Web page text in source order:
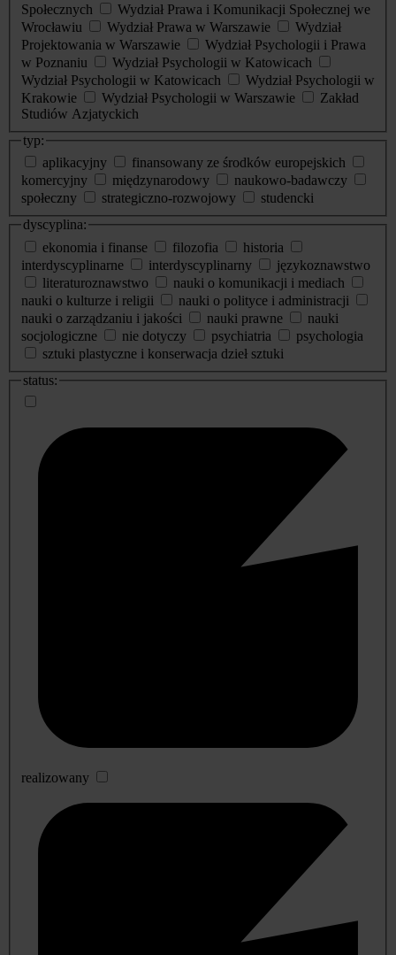
Społecznych
Wydział Prawa i Komunikacji Społecznej we
Wrocławiu
Wydział Prawa w Warszawie
Wydział
Projektowania w Warszawie
Wydział Psychologii i Prawa
w Poznaniu
Wydział Psychologii w Katowicach
Wydział Psychologii w Katowicach
Wydział Psychologii w
Krakowie
Wydział Psychologii w Warszawie
Zakład
Studiów Azjatyckich
typ:
aplikacyjny
finansowany ze środków europejskich
komercyjny
międzynarodowy
naukowo-badawczy
społeczny
strategiczno-rozwojowy
studencki
dyscyplina:
ekonomia i finanse
filozofia
historia
interdyscyplinarne
interdyscyplinarny
językoznawstwo
literaturoznawstwo
nauki o komunikacji i mediach
nauki o kulturze i religii
nauki o polityce i administracji
nauki o zarządzaniu i jakości
nauki prawne
nauki
socjologiczne
nie dotyczy psychiatria
psychologia
sztuki plastyczne i konserwacja dzieł sztuki
status:
realizowany